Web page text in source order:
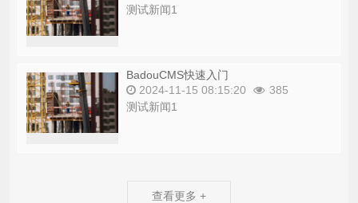
测试新闻1
BadouCMS快速入门
2024-11-15 08:15:20
385
测试新闻1
查看更多 +